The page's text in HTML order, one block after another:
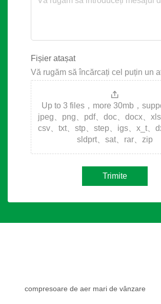
Fișier atașat
Vă rugăm să încărcați cel puțin un
Up to 3 files，more 30mb，
jpeg、png、pdf、doc、docx、xls
csv、txt、stp、step、igs、x_t、
sldprt、sat、rar、zip
Trimite
compresoare de aer mari de vânzare